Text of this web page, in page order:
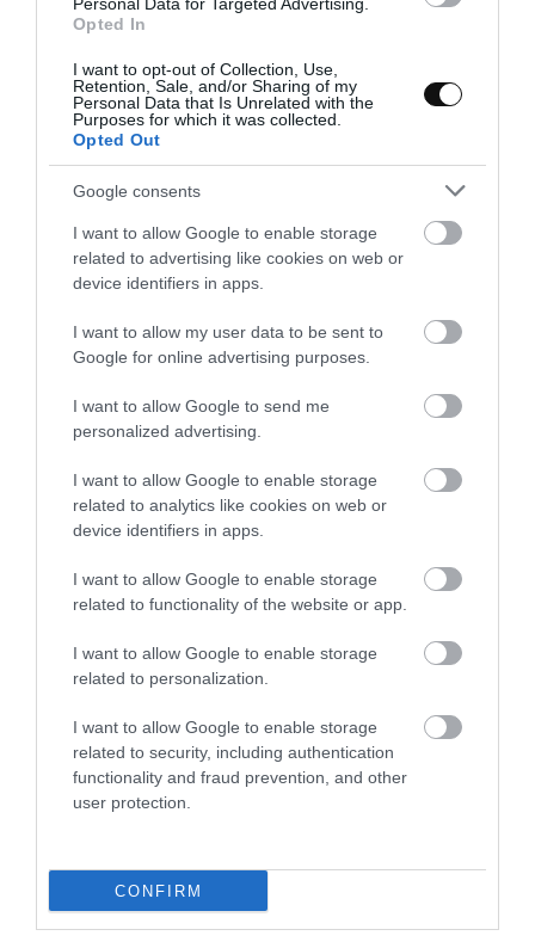
Opted In
I want to opt-out of Collection, Use,
Retention, Sale, and/or Sharing of my
Personal Data that Is Unrelated with the
Purposes for which it was collected.
Opted Out
Google consents
I want to allow Google to enable storage
related to advertising like cookies on web or
device identifiers in apps.
I want to allow my user data to be sent to
Google for online advertising purposes.
I want to allow Google to send me
personalized advertising.
I want to allow Google to enable storage
related to analytics like cookies on web or
device identifiers in apps.
I want to allow Google to enable storage
related to functionality of the website or app.
I want to allow Google to enable storage
related to personalization.
I want to allow Google to enable storage
related to security, including authentication
functionality and fraud prevention, and other
user protection.
CONFIRM
Servimos el helado de sésamo negro.
Podemos presentar el helado en copas, plato, bowls… o
incluso en medio coco como lo hago a continuación.
Servimos 1-2 bolas de helado, espolvoreamos con un poco de
sésamo negro tostado, sal en escamas y servimos.